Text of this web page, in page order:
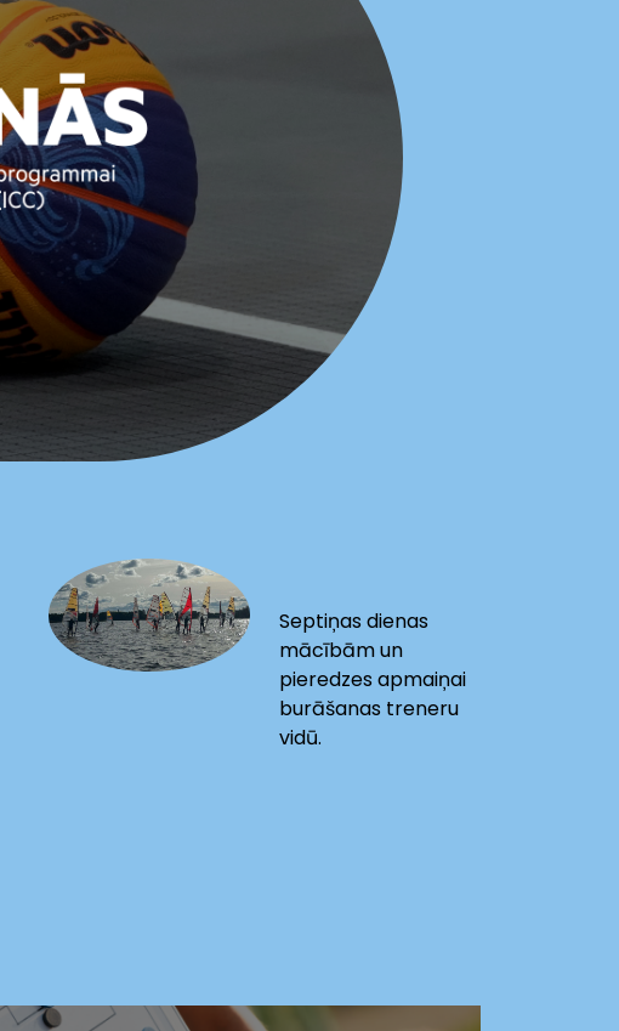
Septiņas dienas
mācībām un
pieredzes apmaiņai
burāšanas treneru
vidū.